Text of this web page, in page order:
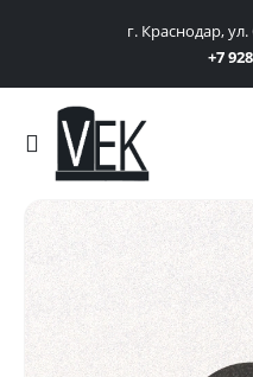
г. Краснодар,
+7